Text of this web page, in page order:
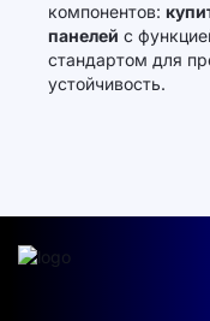
компонентов:
панелей с
стандартом для
устойчивость.